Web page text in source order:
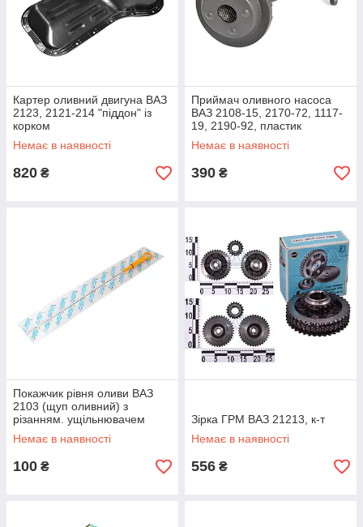
Картер оливний двигуна ВАЗ
2123, 2121-214 "піддон" із
корком
Немає в наявності
820 ₴
Приймач оливного насоса
ВАЗ 2108-15, 2170-72, 1117-
19, 2190-92, пластик
Немає в наявності
390 ₴
Покажчик рівня оливи ВАЗ
2103 (щуп оливний) з
різанням. ущільнювачем
нова. обр. довгий
Немає в наявності
100 ₴
Зірка ГРМ ВАЗ 21213, к-т
Немає в наявності
556 ₴